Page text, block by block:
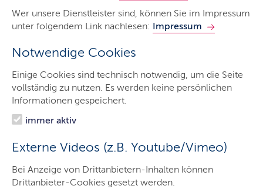
Wer unsere Dienstleister sind, können Sie im Impressum
unter folgendem Link nachlesen: Impressum
Notwendige Cookies
Einige Cookies sind technisch notwendig, um die Seite
vollständig zu nutzen. Es werden keine persönlichen
Informationen gespeichert.
immer aktiv
Externe Videos (z.B. Youtube/Vimeo)
Bei Anzeige von Drittanbietern-Inhalten können
Drittanbieter-Cookies gesetzt werden.
Start
Ministerin
Ministerium
Themen
Presse
Leichte Sprache